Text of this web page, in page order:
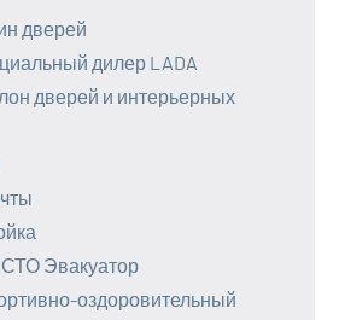
дверей
дилер LADA
дверей и интерьерных
Эвакуатор
оздоровительный